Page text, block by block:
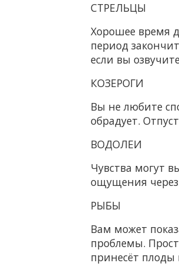
СТРЕЛЬЦЫ
Хорошее время
период
если вы
КОЗЕРОГИ
Вы не любите
обрадует.
ВОДОЛЕИ
Чувства могут
ощущения через
РЫБЫ
Вам может
проблемы.
принесёт